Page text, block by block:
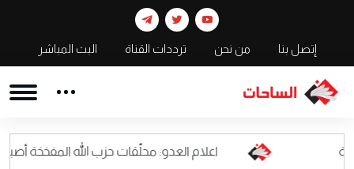
إتصل بنا من نحن ترددات القناة البث المباشر
اعلام العدو: محلّقات حزب الله المفخخة أصبحت كابوسا